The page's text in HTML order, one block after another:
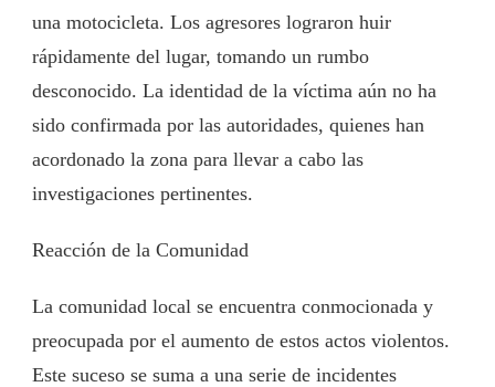
una motocicleta. Los agresores lograron huir
rápidamente del lugar, tomando un rumbo
desconocido. La identidad de la víctima aún no ha
sido confirmada por las autoridades, quienes han
acordonado la zona para llevar a cabo las
investigaciones pertinentes.
Reacción de la Comunidad
La comunidad local se encuentra conmocionada y
preocupada por el aumento de estos actos violentos.
Este suceso se suma a una serie de incidentes